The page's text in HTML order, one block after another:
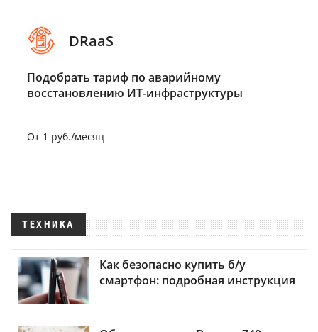
DRaaS
Подобрать тариф по аварийному
восстановлению ИТ-инфраструктуры
От 1 руб./месяц
ТЕХНИКА
Как безопасно купить б/у
смартфон: подробная инструкция